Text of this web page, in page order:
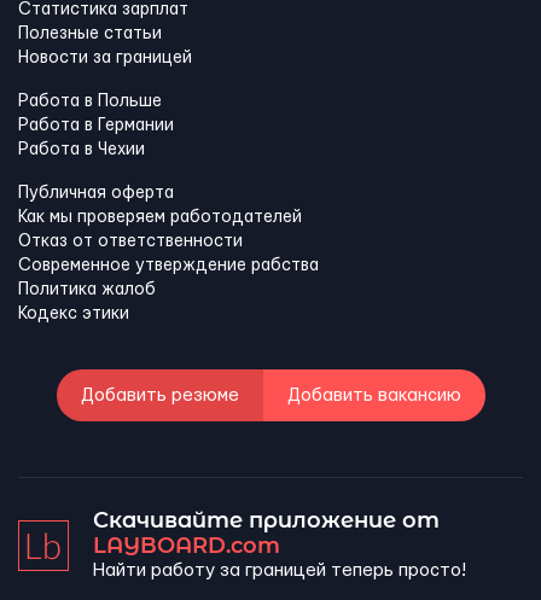
Статистика зарплат
Полезные статьи
Новости за границей
Работа в Польше
Работа в Германии
Работа в Чехии
Публичная оферта
Как мы проверяем работодателей
Отказ от ответственности
Современное утверждение рабства
Политика жалоб
Кодекс этики
Добавить резюме Добавить вакансию
Скачивайте приложение от
LAYBOARD.com
Найти работу за границей теперь просто!